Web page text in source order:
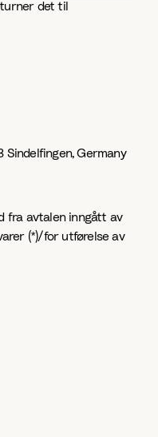
det til
Sindelfingen, Germany
fra avtalen inngått av
(*)/for utførelse av